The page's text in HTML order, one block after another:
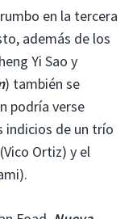
en la tercera
además de los
Yi Sao y
) también se
podría verse
indicios de un trío
Ortiz) y el